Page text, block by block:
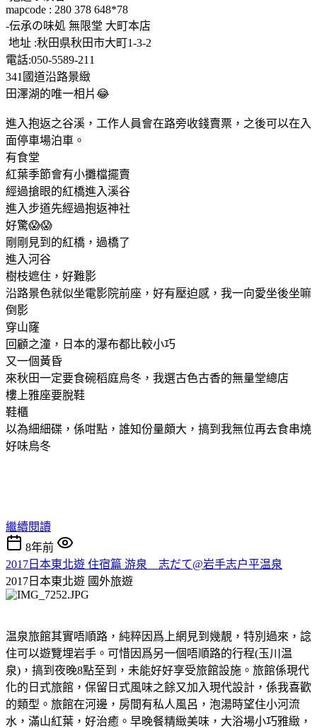
mapcode : 280 378 648*78
-伝承の味処 無限堂 大町本店
地址 :秋田県秋田市大町1-3-2
電話:050-5589-211
341國道沿路景緻
田澤湖的唯一相片​😂
進入抱返之谷溪，工作人員會在路旁收錢賣票，之後可以在入
面停車場泊車。
有食堂
紅葉季節會有小攤檔擺賣
經過搶眼的紅橋進入溪谷
進入步道先經過抱返神社
好驚​😱​😱
剛剛見到的紅橋，過橋了
進入河谷
樹枝遮住，好難影
沿路景色就似坐電影院前座，好有壓迫感，我一向愛坐後坐嘛
倒影
穿山窿
回顧之潼，日本的瀑布都比較小巧
又一個黃昏
來秋田一定要食碗稻庭烏冬，我選古色古香的無量堂總店
樓上雅座要脫鞋
鞋櫃
以為細細碟，係咁點，誰知份量頗大，搞到我無位再去食串燒
好味烏冬
繼續閱讀
8年前
2017日本東北遊 住宿篇 游泉 志だて@岩手志户平温泉
2017日本東北遊 國外旅遊
温泉旅館其實唔順路，純粹因爲上網見到幾靚，特別過來，諗
住可以遊覽埋岩手。可惜因爲另一個唔順路的行程(玉川温
泉)，搞到夜晚8點至到，未能好好享受旅館設施。旅館係現代
化的日式旅館，保留日式風味之餘又加入現代設計，係我喜歡
的類型。旅館在河邊，房間有私人風呂，泡湯時望住小河流
水，滿山紅葉，好治癒。早晚餐精緻美味，大浴場小巧雅緻，